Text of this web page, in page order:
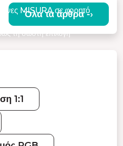
Όλα τα άρθρα -›
MISURA σε φορητό
τη σωστή επιλογή
1:1